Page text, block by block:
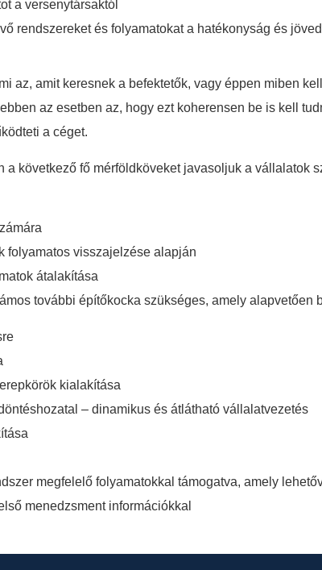
a versenytársaktól
rendszereket és folyamatokat a hatékonyság és
az, amit keresnek a befektetők, vagy éppen miben
az esetben az, hogy ezt koherensen be is kell
a céget.
következő fő mérföldköveket javasoljuk a vállalatok
folyamatos visszajelzése alapján
átalakítása
további építőkocka szükséges, amely alapvetően
kialakítása
– dinamikus és átlátható vállalatvezetés
megfelelő folyamatokkal támogatva, amely
menedzsment információkkal